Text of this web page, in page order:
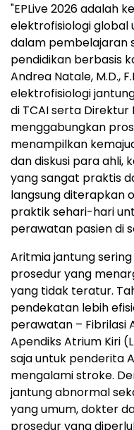
"EPLive 2026 adalah
elektrofisiologi
dalam pembelajaran
pendidikan berbasis
Andrea Natale, M.D.,
elektrofisiologi
di TCAI serta Direktur
menggabungkan
menampilkan
dan diskusi para ahli,
yang sangat praktis
langsung diterapkan
praktik sehari-hari
perawatan pasien di
Aritmia jantung
prosedur yang
yang tidak teratur.
pendekatan lebih
perawatan – Fibrilasi
Apendiks Atrium Kiri
saja untuk penderita
mengalami stroke.
jantung abnormal
yang umum, dokter
prosedur yang